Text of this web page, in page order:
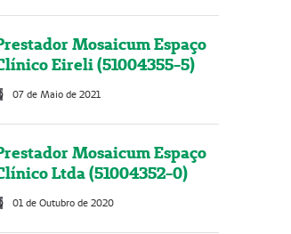
Mosaicum Espaço
Eireli (51004355-5)
07 de Maio de 2021
Mosaicum Espaço
Ltda (51004352-0)
01 de Outubro de 2020